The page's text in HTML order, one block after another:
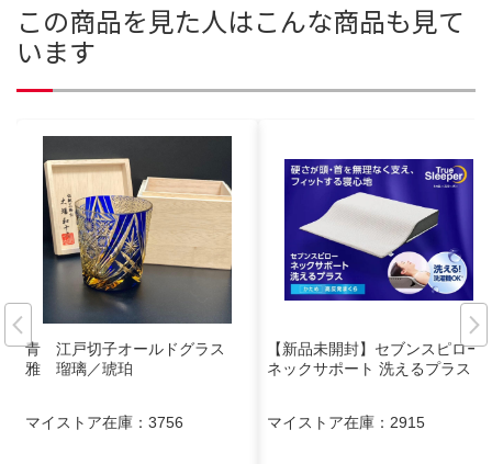
この商品を見た人はこんな商品も見て
います
青 江戸切子オールドグラス
雅 瑠璃／琥珀
マイストア在庫： 3756
【新品未開封】セブンスピロー
ネックサポート 洗えるプラス
マイストア在庫： 2915